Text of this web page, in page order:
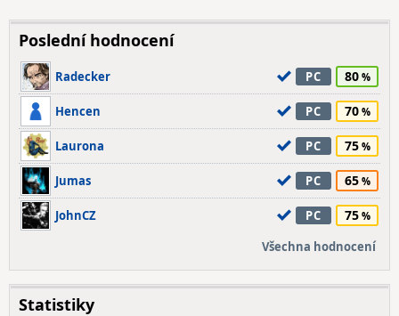
Poslední hodnocení
Radecker PC 80
Hencen PC 70
Laurona PC 75
Jumas PC 65
JohnCZ PC 75
Všechna hodnocení
Statistiky